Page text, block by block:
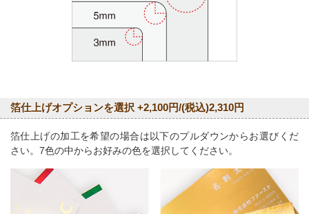
箔仕上げオプションを選択 +2,100円/(税込)2,310円
箔仕上げの加工を希望の場合は以下のプルダウンからお選びくだ
さい。7色の中からお好みの色を選択してください。